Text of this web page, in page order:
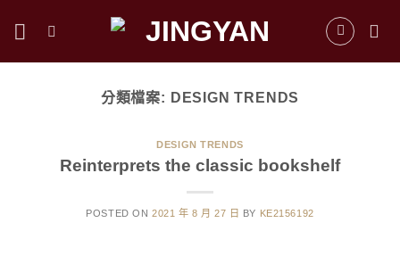
分類檔案: DESIGN TRENDS
DESIGN TRENDS
Reinterprets the classic bookshelf
POSTED ON 2021 年 8 月 27 日 BY KE2156192